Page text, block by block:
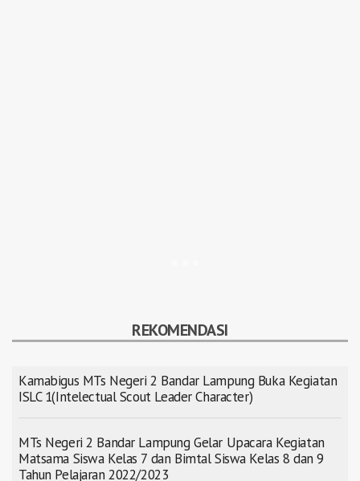
REKOMENDASI
Kamabigus MTs Negeri 2 Bandar Lampung Buka Kegiatan
ISLC 1(Intelectual Scout Leader Character)
MTs Negeri 2 Bandar Lampung Gelar Upacara Kegiatan
Matsama Siswa Kelas 7 dan Bimtal Siswa Kelas 8 dan 9
Tahun Pelajaran 2022/2023